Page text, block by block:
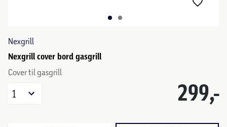
Nexgrill
Nexgrill cover bord gasgrill
Cover til gasgrill
299,-
1